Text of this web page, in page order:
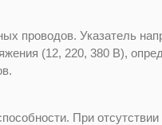
проводов. Указатель
(12, 220, 380 В),
При отсутствии